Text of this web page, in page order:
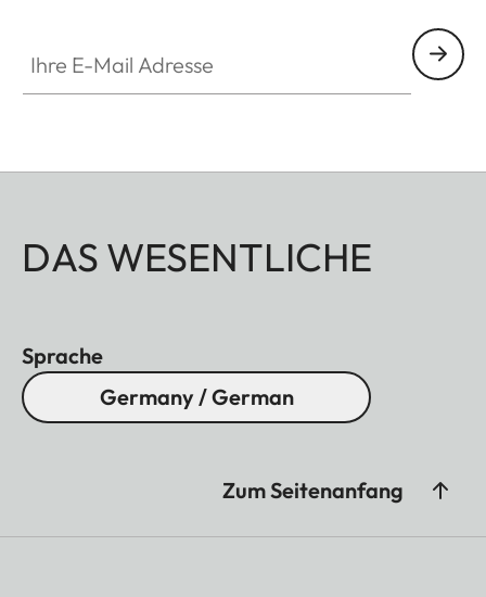
DAS WESENTLICHE
Sprache
Germany / German
Zum Seitenanfang